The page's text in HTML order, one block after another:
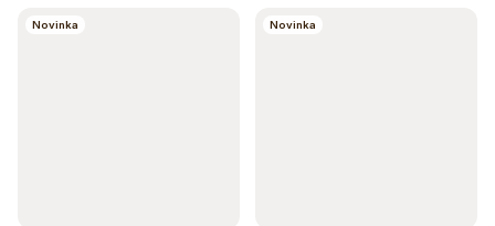
Novinka Novinka